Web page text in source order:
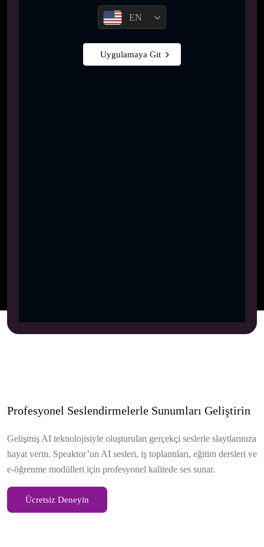
EN
Uygulamaya Git
Profesyonel Seslendirmelerle Sunumları Geliştirin
Gelişmiş AI teknolojisiyle oluşturulan gerçekçi seslerle slaytlarınıza
hayat verin. Speaktor’un AI sesleri, iş toplantıları, eğitim dersleri ve
e-öğrenme modülleri için profesyonel kalitede ses sunar.
Ücretsiz Deneyin